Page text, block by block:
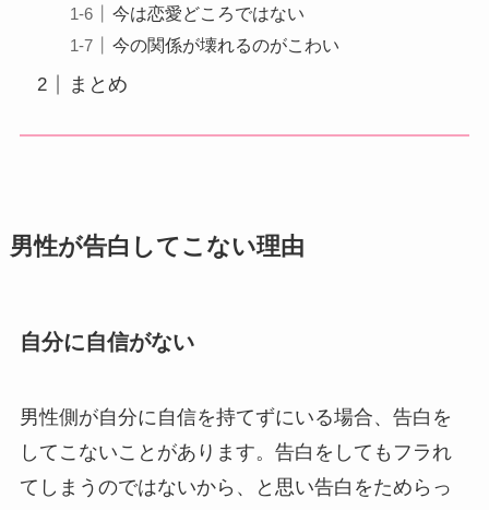
今は恋愛どころではない
今の関係が壊れるのがこわい
まとめ
男性が告白してこない理由
自分に自信がない
男性側が自分に自信を持てずにいる場合、告白を
してこないことがあります。告白をしてもフラれ
てしまうのではないから、と思い告白をためらっ